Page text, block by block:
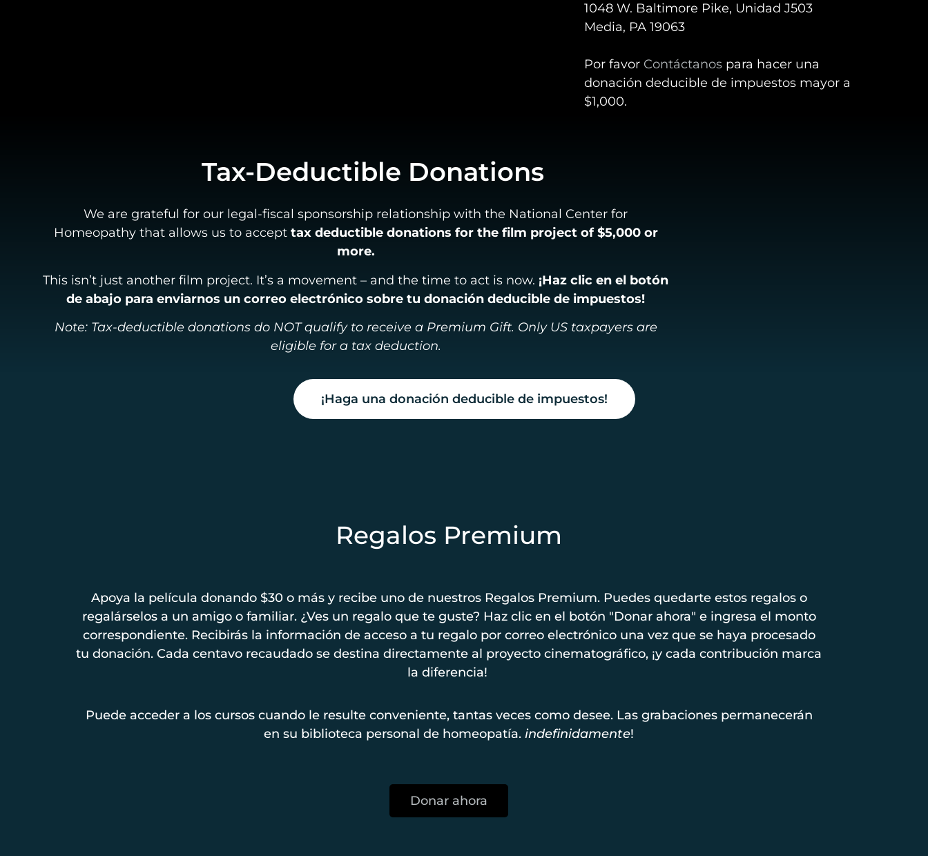
1048 W. Baltimore Pike, Unidad J503
Media, PA 19063
Por favor Contáctanospara hacer una
donación deducible de impuestos mayor a
$1,000.
Tax-Deductible Donations
We are grateful for our legal-fiscal sponsorship relationship with the National Center for
Homeopathy that allows us to accept tax deductible donations for the film project of $5,000 or
more.
This isn’t just another film project. It’s a movement – and the time to act is now. ¡Haz clic en el botón
de abajo para enviarnos un correo electrónico sobre tu donación deducible de impuestos!
Note: Tax-deductible donations do NOT qualify to receive a Premium Gift. Only US taxpayers are
eligible for a tax deduction.
¡Haga una donación deducible de impuestos!
Regalos Premium
Apoya la película donando $30 o más y recibe uno de nuestros Regalos Premium. Puedes quedarte estos regalos o
regalárselos a un amigo o familiar. ¿Ves un regalo que te guste? Haz clic en el botón "Donar ahora" e ingresa el monto
correspondiente. Recibirás la información de acceso a tu regalo por correo electrónico una vez que se haya procesado
tu donación. Cada centavo recaudado se destina directamente al proyecto cinematográfico, ¡y cada contribución marca
la diferencia!
Puede acceder a los cursos cuando le resulte conveniente, tantas veces como desee. Las grabaciones permanecerán
en su biblioteca personal de homeopatía. indefinidamente!
Donar ahora